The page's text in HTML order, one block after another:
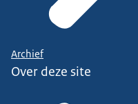
Archief
Over deze site